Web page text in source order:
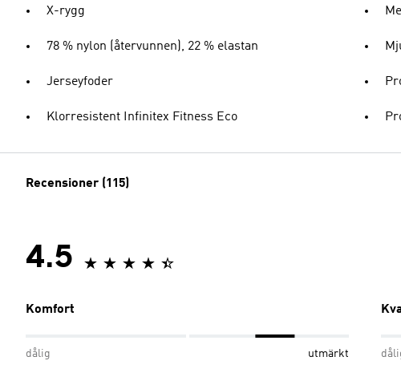
X-rygg
78 % nylon (återvunnen), 22 % elastan
Jerseyfoder
Klorresistent Infinitex Fitness Eco
Recensioner (115)
4.5
Komfort
dålig utmärkt